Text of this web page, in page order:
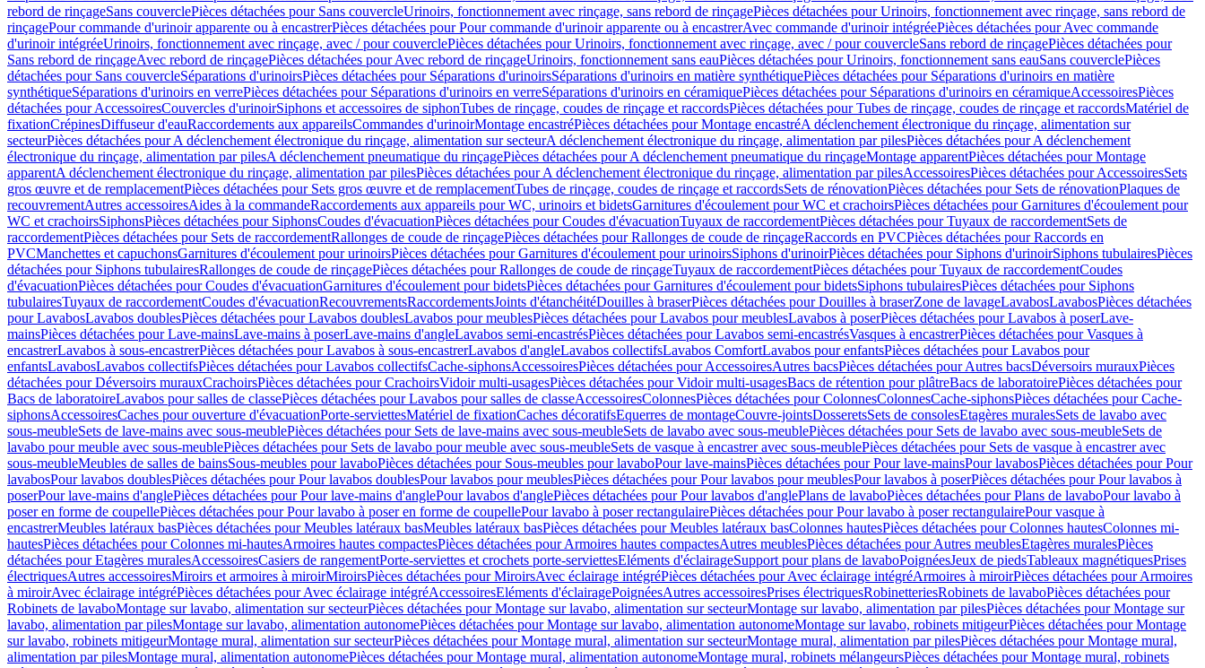
rebord de rinçageSans couverclePièces détachées pour Sans couvercleUrinoirs, fonctionnement avec rinçage, sans rebord de rinçagePièces détachées pour Urinoirs, fonctionnement avec rinçage, sans rebord de
rinçagePour commande d'urinoir apparente ou à encastrerPièces détachées pour Pour commande d'urinoir apparente ou à encastrerAvec commande d'urinoir intégréePièces détachées pour Avec commande
d'urinoir intégréeUrinoirs, fonctionnement avec rinçage, avec / pour couverclePièces détachées pour Urinoirs, fonctionnement avec rinçage, avec / pour couvercleSans rebord de rinçagePièces détachées pour
Sans rebord de rinçageAvec rebord de rinçagePièces détachées pour Avec rebord de rinçageUrinoirs, fonctionnement sans eauPièces détachées pour Urinoirs, fonctionnement sans eauSans couverclePièces
détachées pour Sans couvercleSéparations d'urinoirsPièces détachées pour Séparations d'urinoirsSéparations d'urinoirs en matière synthétiquePièces détachées pour Séparations d'urinoirs en matière
synthétiqueSéparations d'urinoirs en verrePièces détachées pour Séparations d'urinoirs en verreSéparations d'urinoirs en céramiquePièces détachées pour Séparations d'urinoirs en céramiqueAccessoiresPièces
détachées pour AccessoiresCouvercles d'urinoirSiphons et accessoires de siphonTubes de rinçage, coudes de rinçage et raccordsPièces détachées pour Tubes de rinçage, coudes de rinçage et raccordsMatériel de
fixationCrépinesDiffuseur d'eauRaccordements aux appareilsCommandes d'urinoirMontage encastréPièces détachées pour Montage encastréA déclenchement électronique du rinçage, alimentation sur
secteurPièces détachées pour A déclenchement électronique du rinçage, alimentation sur secteurA déclenchement électronique du rinçage, alimentation par pilesPièces détachées pour A déclenchement
électronique du rinçage, alimentation par pilesA déclenchement pneumatique du rinçagePièces détachées pour A déclenchement pneumatique du rinçageMontage apparentPièces détachées pour Montage
apparentA déclenchement électronique du rinçage, alimentation par pilesPièces détachées pour A déclenchement électronique du rinçage, alimentation par pilesAccessoiresPièces détachées pour AccessoiresSets
gros œuvre et de remplacementPièces détachées pour Sets gros œuvre et de remplacementTubes de rinçage, coudes de rinçage et raccordsSets de rénovationPièces détachées pour Sets de rénovationPlaques de
recouvrementAutres accessoiresAides à la commandeRaccordements aux appareils pour WC, urinoirs et bidetsGarnitures d'écoulement pour WC et crachoirsPièces détachées pour Garnitures d'écoulement pour
WC et crachoirsSiphonsPièces détachées pour SiphonsCoudes d'évacuationPièces détachées pour Coudes d'évacuationTuyaux de raccordementPièces détachées pour Tuyaux de raccordementSets de
raccordementPièces détachées pour Sets de raccordementRallonges de coude de rinçagePièces détachées pour Rallonges de coude de rinçageRaccords en PVCPièces détachées pour Raccords en
PVCManchettes et capuchonsGarnitures d'écoulement pour urinoirsPièces détachées pour Garnitures d'écoulement pour urinoirsSiphons d'urinoirPièces détachées pour Siphons d'urinoirSiphons tubulairesPièces
détachées pour Siphons tubulairesRallonges de coude de rinçagePièces détachées pour Rallonges de coude de rinçageTuyaux de raccordementPièces détachées pour Tuyaux de raccordementCoudes
d'évacuationPièces détachées pour Coudes d'évacuationGarnitures d'écoulement pour bidetsPièces détachées pour Garnitures d'écoulement pour bidetsSiphons tubulairesPièces détachées pour Siphons
tubulairesTuyaux de raccordementCoudes d'évacuationRecouvrementsRaccordementsJoints d'étanchéitéDouilles à braserPièces détachées pour Douilles à braserZone de lavageLavabosLavabosPièces détachées
pour LavabosLavabos doublesPièces détachées pour Lavabos doublesLavabos pour meublesPièces détachées pour Lavabos pour meublesLavabos à poserPièces détachées pour Lavabos à poserLave-
mainsPièces détachées pour Lave-mainsLave-mains à poserLave-mains d'angleLavabos semi-encastrésPièces détachées pour Lavabos semi-encastrésVasques à encastrerPièces détachées pour Vasques à
encastrerLavabos à sous-encastrerPièces détachées pour Lavabos à sous-encastrerLavabos d'angleLavabos collectifsLavabos ComfortLavabos pour enfantsPièces détachées pour Lavabos pour
enfantsLavabosLavabos collectifsPièces détachées pour Lavabos collectifsCache-siphonsAccessoiresPièces détachées pour AccessoiresAutres bacsPièces détachées pour Autres bacsDéversoirs murauxPièces
détachées pour Déversoirs murauxCrachoirsPièces détachées pour CrachoirsVidoir multi-usagesPièces détachées pour Vidoir multi-usagesBacs de rétention pour plâtreBacs de laboratoirePièces détachées pour
Bacs de laboratoireLavabos pour salles de classePièces détachées pour Lavabos pour salles de classeAccessoiresColonnesPièces détachées pour ColonnesColonnesCache-siphonsPièces détachées pour Cache-
siphonsAccessoiresCaches pour ouverture d'évacuationPorte-serviettesMatériel de fixationCaches décoratifsEquerres de montageCouvre-jointsDosseretsSets de consolesEtagères muralesSets de lavabo avec
sous-meubleSets de lave-mains avec sous-meublePièces détachées pour Sets de lave-mains avec sous-meubleSets de lavabo avec sous-meublePièces détachées pour Sets de lavabo avec sous-meubleSets de
lavabo pour meuble avec sous-meublePièces détachées pour Sets de lavabo pour meuble avec sous-meubleSets de vasque à encastrer avec sous-meublePièces détachées pour Sets de vasque à encastrer avec
sous-meubleMeubles de salles de bainsSous-meubles pour lavaboPièces détachées pour Sous-meubles pour lavaboPour lave-mainsPièces détachées pour Pour lave-mainsPour lavabosPièces détachées pour Pour
lavabosPour lavabos doublesPièces détachées pour Pour lavabos doublesPour lavabos pour meublesPièces détachées pour Pour lavabos pour meublesPour lavabos à poserPièces détachées pour Pour lavabos à
poserPour lave-mains d'anglePièces détachées pour Pour lave-mains d'anglePour lavabos d'anglePièces détachées pour Pour lavabos d'anglePlans de lavaboPièces détachées pour Plans de lavaboPour lavabo à
poser en forme de coupellePièces détachées pour Pour lavabo à poser en forme de coupellePour lavabo à poser rectangulairePièces détachées pour Pour lavabo à poser rectangulairePour vasque à
encastrerMeubles latéraux basPièces détachées pour Meubles latéraux basMeubles latéraux basPièces détachées pour Meubles latéraux basColonnes hautesPièces détachées pour Colonnes hautesColonnes mi-
hautesPièces détachées pour Colonnes mi-hautesArmoires hautes compactesPièces détachées pour Armoires hautes compactesAutres meublesPièces détachées pour Autres meublesEtagères muralesPièces
détachées pour Etagères muralesAccessoiresCasiers de rangementPorte-serviettes et crochets porte-serviettesEléments d'éclairageSupport pour plans de lavaboPoignéesJeux de piedsTableaux magnétiquesPrises
électriquesAutres accessoiresMiroirs et armoires à miroirMiroirsPièces détachées pour MiroirsAvec éclairage intégréPièces détachées pour Avec éclairage intégréArmoires à miroirPièces détachées pour Armoires
à miroirAvec éclairage intégréPièces détachées pour Avec éclairage intégréAccessoiresEléments d'éclairagePoignéesAutres accessoiresPrises électriquesRobinetteriesRobinets de lavaboPièces détachées pour
Robinets de lavaboMontage sur lavabo, alimentation sur secteurPièces détachées pour Montage sur lavabo, alimentation sur secteurMontage sur lavabo, alimentation par pilesPièces détachées pour Montage sur
lavabo, alimentation par pilesMontage sur lavabo, alimentation autonomePièces détachées pour Montage sur lavabo, alimentation autonomeMontage sur lavabo, robinets mitigeurPièces détachées pour Montage
sur lavabo, robinets mitigeurMontage mural, alimentation sur secteurPièces détachées pour Montage mural, alimentation sur secteurMontage mural, alimentation par pilesPièces détachées pour Montage mural,
alimentation par pilesMontage mural, alimentation autonomePièces détachées pour Montage mural, alimentation autonomeMontage mural, robinets mélangeursPièces détachées pour Montage mural, robinets